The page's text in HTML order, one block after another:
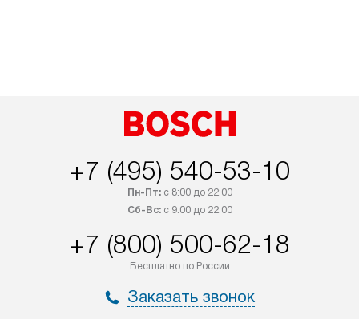
+7 (495) 540-53-10
Пн-Пт:с 8:00 до 22:00
Сб-Вс:с 9:00 до 22:00
+7 (800) 500-62-18
Бесплатно по России
Заказать звонок